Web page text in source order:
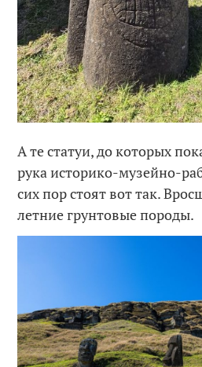
А те статуи, до которых
рука историко-музейно-
сих пор стоят вот так.
летние грунтовые породы.